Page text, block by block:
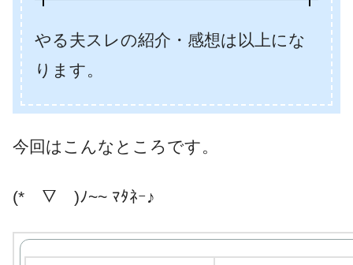
やる夫スレの紹介・感想は以上にな
ります。
今回はこんなところです。
(*￣▽￣)ﾉ~~ ﾏﾀﾈｰ♪